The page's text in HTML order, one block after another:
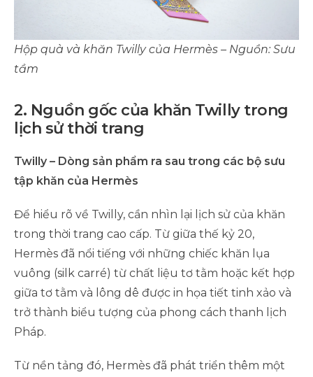
Hộp quà và khăn Twilly của Hermès – Nguồn: Sưu
tầm
2. Nguồn gốc của khăn Twilly trong
lịch sử thời trang
Twilly – Dòng sản phẩm ra sau trong các bộ sưu
tập khăn của Hermès
Để hiểu rõ về Twilly, cần nhìn lại lịch sử của khăn
trong thời trang cao cấp. Từ giữa thế kỷ 20,
Hermès đã nổi tiếng với những chiếc khăn lụa
vuông (silk carré) từ chất liệu tơ tằm hoặc kết hợp
giữa tơ tằm và lông dê được in họa tiết tinh xảo và
trở thành biểu tượng của phong cách thanh lịch
Pháp.
Từ nền tảng đó, Hermès đã phát triển thêm một